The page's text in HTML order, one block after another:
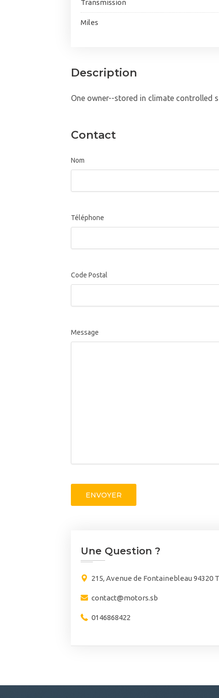
Transmission
Miles
Description
One owner--stored in climate controlled
Contact
Nom
Téléphone
Code Postal
Message
ENVOYER
Une Question ?
215, Avenue de Fontainebleau 94320
contact@motors.sb
0146868422